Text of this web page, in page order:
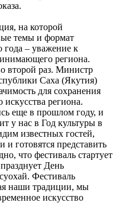
на которой
темы и формат
года – уважение к
региона.
второй раз. Министр
Саха (Якутия)
для сохранения
региона.
еще в прошлом году, и
у нас в Год культуры в
известных гостей,
и готовятся представить
что фестиваль стартует
День
Фестиваль
наши традиции, мы
искусство